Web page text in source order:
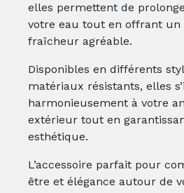
elles permettent de
votre eau tout en offrant un
fraîcheur agréable.
Disponibles en différents
matériaux résistants, elles
harmonieusement à votre
extérieur tout en
esthétique.
L’accessoire parfait pour
être et élégance autour de